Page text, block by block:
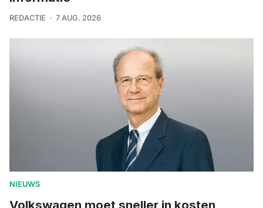
REDACTIE 7 AUG. 2026
NIEUWS
Volkswagen moet sneller in kosten